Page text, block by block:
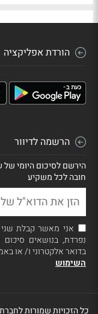
הורדת אפליקציה
הרשמה לדיוור
הירשם לסיכום היומי של
חובה לכל משקיע
אני מאשר קבלת
נפרדת, בנושאים סיכום
בדואר אלקטרוני ו/ או
השימוש
כל הזכויות שמורות